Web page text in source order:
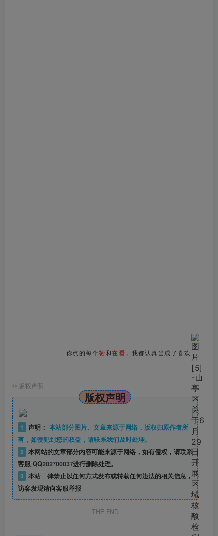
你点的每个赞和在看 ，我都认真当成了喜欢
© 版权声明
版权声明
1 声明： 本站部分图片、文章来源于网络，版权归原作者所
有，如侵犯到您的权益，请联系我们及时处理。
2 本网站的文章部分内容可能来源于网络，如有侵权，请联系
客服 QQ202700037进行删除处理。
3 本站一律禁止以任何方式发布或转载任何违法的相关信息，
访客发现请向客服举报
THE END